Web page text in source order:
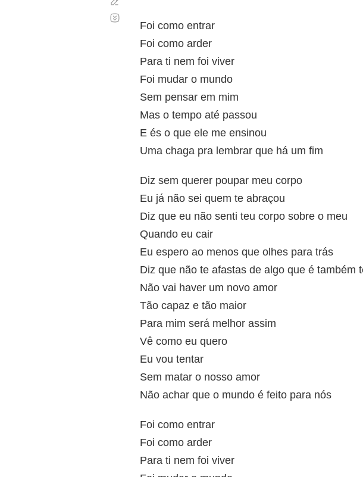
Foi como entrar
Foi como arder
Para ti nem foi viver
Foi mudar o mundo
Sem pensar em mim
Mas o tempo até passou
E és o que ele me ensinou
Uma chaga pra lembrar que há um fim
Diz sem querer poupar meu corpo
Eu já não sei quem te abraçou
Diz que eu não senti teu corpo sobre o meu
Quando eu cair
Eu espero ao menos que olhes para trás
Diz que não te afastas de algo que é também
Não vai haver um novo amor
Tão capaz e tão maior
Para mim será melhor assim
Vê como eu quero
Eu vou tentar
Sem matar o nosso amor
Não achar que o mundo é feito para nós
Foi como entrar
Foi como arder
Para ti nem foi viver
automático